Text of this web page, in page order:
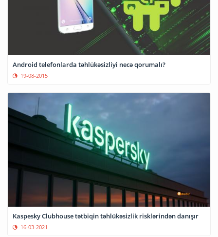
Android telefonlarda təhlükəsizliyi necə qorumalı?
19-08-2015
Kaspesky Clubhouse tətbiqin təhlükəsizlik risklərindən danışır
16-03-2021